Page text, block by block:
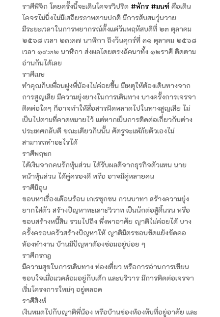
ราศีพิจิก โดยครั้งนี้จะเดินโคจรวิปริต #พักร #มนฑ์คือเดิน
โคจรไม่นิ่งไม่มีเสถียรภาพตามปกติ มีการสับสนวุ่นวาย
มีระยะเวลาในการพยากรณ์ตั้งแต่วันพฤหัสบดีที่ ๒๓ ตุลาคม
๒๕๖๘ เวลา ๒๓:๓๗ นาฬิกา ถึงวันศุกร์ที่ ๓๑ ตุลาคม ๒๕๖๘
เวลา ๑๙:๓๒ นาฬิกา ส่งผลโดยตรงลัคนาทั้ง ๑๒ราศี ติดตาม
อ่านกันได้เลย
ราศีเมษ
ทำคุณกับเพื่อนฝูงพี่น้องไม่ค่อยขึ้น มีเหตุให้ต้องเดินทางจาก
การสูญเสีย มีความยุ่งยางในการเดินทาง บางครั้งการเจรจา
ติดต่อใดๆ ก็อาจทำให้สื่อสารผิดพลาดไปในทางสูญเสีย ไม่
เป็นไปตามที่คาดหมายไว้ แต่หากเป็นการติดต่อเกี่ยวกับต่าง
ประเทศกลับดี ขณะเดียวกันนั้น ศัตรูจะแพ้ภัยตัวเองไม่
สามารถทำอะไรได้
ราศีพฤษภ
ได้เงินจากคนรักหุ้นส่วน ได้รับผลดีจากธุรกิจตัวแทน นาย
หน้าหุ้นส่วน ได้คู่ครองดี หรือ อาจมีคู่หลายคน
ราศีมิถุน
ชอบหาเรื่องเดือนร้อน เกเรซุกซน กวนบาทา สร้างความยุ่ง
ยากใส่ตัว สร้างปัญหาทะเลาะวิวาท เป็นนักต่อสู้ดิ้นรน หรือ
ชอบสร้างหนี้สิน รวมไปถึง พี่งพาอาศัย ญาติไม่ค่อยได้ บาง
ครั้งครอบครัวสร้างปัญหาให้ ญาติมิตรชอบขัดแย้งขัดคอ
ห้องทำงาน บ้านมีปัญหาต้องซ่อมอยู่บ่อย ๆ
ราศีกรกฎ
มีความสุขในการเดินทาง ท่องเที่ยว หรือการอ่านการเขียน
ชอบใจเมื่อแวดล้อมอยู่กับเด็ก และบริวาร มีการติดต่อเจรจา
เริ่มโครงการใหม่ๆ อยู่ตลอด
ราศีสิงห์
เงินหมดไปกับญาติพี่น้อง หรือบ้านช่องห้องหับที่อยู่อาศัย และ